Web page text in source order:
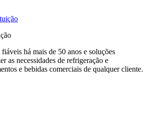
há mais de 50 anos e soluções
as necessidades de refrigeração e
e bebidas comerciais de qualquer cliente.